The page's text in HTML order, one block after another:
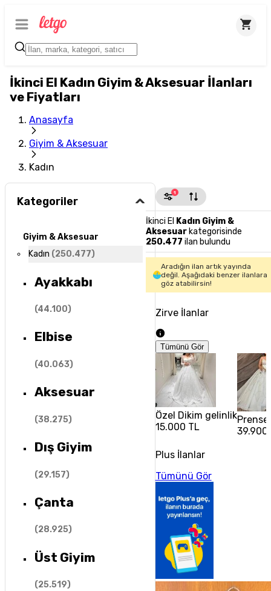
İkinci El Kadın Giyim & Aksesuar İlanları
ve Fiyatları
Anasayfa
Giyim & Aksesuar
Kadın
Kategoriler
Giyim & Aksesuar
Kadın (250.477)
Ayakkabı
(44.100)
Elbise
(40.063)
Aksesuar
(38.275)
Dış Giyim
(29.157)
Çanta
(28.925)
Üst Giyim
(25.519)
1
İkinci El Kadın Giyim &
Aksesuarkategorisinde
250.477 ilan bulundu
Aradığın ilan artık yayında
değil. Aşağıdaki benzer ilanlara
göz atabilirsin!
Zirve İlanlar
Tümünü Gör
Özel Dikim gelinlik
15.000 TL
39.900
Plus İlanlar
Tümünü Gör